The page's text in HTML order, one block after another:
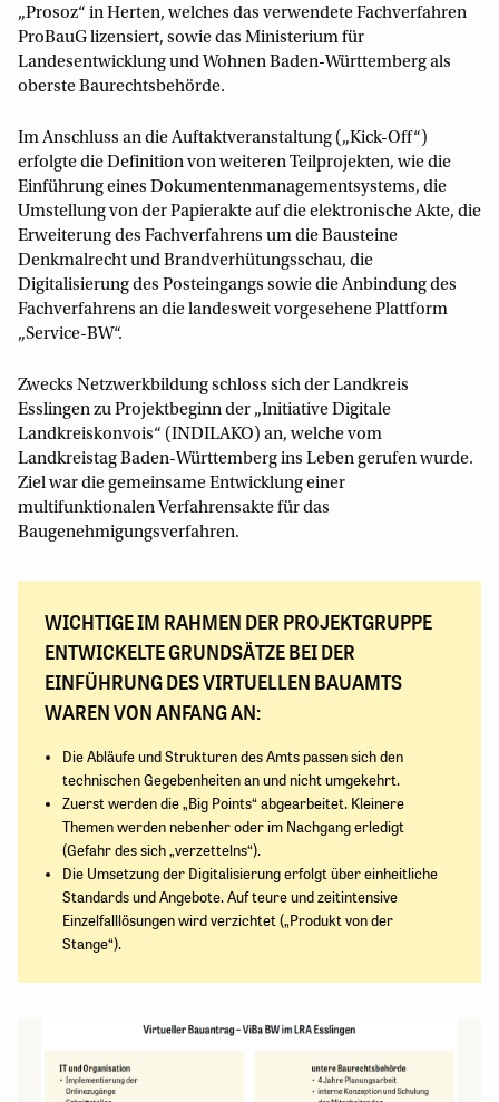
„Prosoz“ in Herten, welches das verwendete Fachverfahren
ProBauG lizensiert, sowie das Ministerium für
Landesentwicklung und Wohnen Baden-Württemberg als
oberste Baurechtsbehörde.
Im Anschluss an die Auftaktveranstaltung („Kick-Off“)
erfolgte die Definition von weiteren Teilprojekten, wie die
Einführung eines Dokumentenmanagementsystems, die
Umstellung von der Papierakte auf die elektronische Akte, die
Erweiterung des Fachverfahrens um die Bausteine
Denkmalrecht und Brandverhütungsschau, die
Digitalisierung des Posteingangs sowie die Anbindung des
Fachverfahrens an die landesweit vorgesehene Plattform
„Service-BW“.
Zwecks Netzwerkbildung schloss sich der Landkreis
Esslingen zu Projektbeginn der „Initiative Digitale
Landkreiskonvois“ (INDILAKO) an, welche vom
Landkreistag Baden-Württemberg ins Leben gerufen wurde.
Ziel war die gemeinsame Entwicklung einer
multifunktionalen Verfahrensakte für das
Baugenehmigungsverfahren.
WICHTIGE IM RAHMEN DER PROJEKTGRUPPE
ENTWICKELTE GRUNDSÄTZE BEI DER
EINFÜHRUNG DES VIRTUELLEN BAUAMTS
WAREN VON ANFANG AN:
Die Abläufe und Strukturen des Amts passen sich den
technischen Gegebenheiten an und nicht umgekehrt.
Zuerst werden die „Big Points“ abgearbeitet. Kleinere
Themen werden nebenher oder im Nachgang erledigt
(Gefahr des sich „verzettelns“).
Die Umsetzung der Digitalisierung erfolgt über einheitliche
Standards und Angebote. Auf teure und zeitintensive
Einzelfalllösungen wird verzichtet („Produkt von der
Stange“).